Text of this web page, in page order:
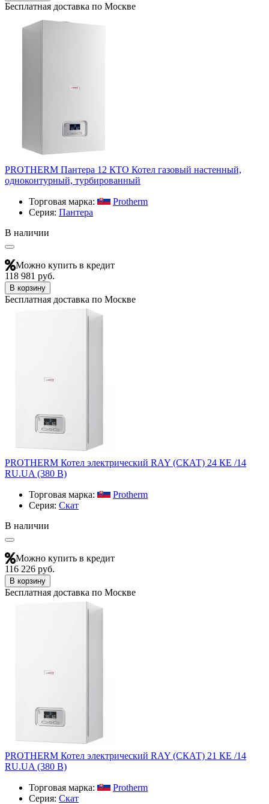
Бесплатная доставка по Москве
PROTHERM Пантера 12 КТО Котел газовый настенный,
одноконтурный, турбированный
Торговая марка:
Protherm
Серия: Пантера
В наличии
Можно купить в кредит
118 981 руб.
В корзину
Бесплатная доставка по Москве
PROTHERM Котел электрический RAY (СКАТ) 24 КЕ /14
RU.UA (380 В)
Торговая марка:
Protherm
Серия: Скат
В наличии
Можно купить в кредит
116 226 руб.
В корзину
Бесплатная доставка по Москве
PROTHERM Котел электрический RAY (СКАТ) 21 КЕ /14
RU.UA (380 В)
Торговая марка:
Protherm
Серия: Скат